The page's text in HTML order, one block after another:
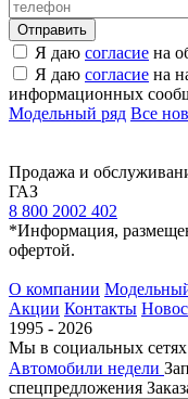
Я даю согласие на
Я даю согласие на
информационных
Модельный ряд Все
Продажа и
ГАЗ
8 800 2002 402
*Информация,
офертой.
О компании
Акции Контакты
1995 - 2026
Мы в социальных
Автомобили недели
спецпредложения